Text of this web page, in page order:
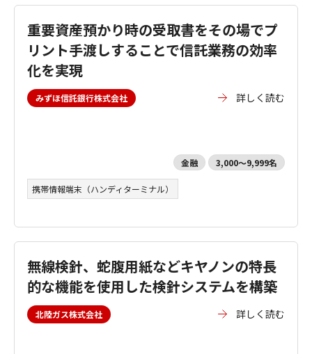
重要資産預かり時の受取書をその場でプ
リント手渡しすることで信託業務の効率
化を実現
みずほ信託銀行株式会社 詳しく読む
金融 3,000～9,999名
携帯情報端末（ハンディターミナル）
無線検針、蛇腹用紙などキヤノンの特長
的な機能を使用した検針システムを構築
北陸ガス株式会社 詳しく読む